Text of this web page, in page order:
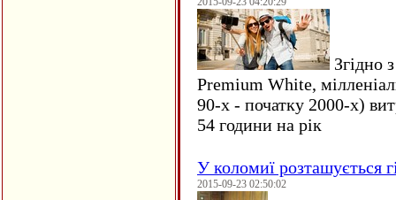
Згідно
Premium White,
90-х - початку 2000-х)
54 години на рік
У коломиї розташується
2015-09-23 02:50:02